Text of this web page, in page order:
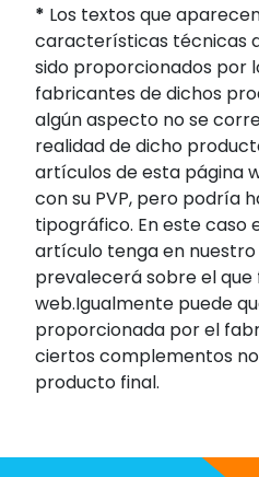
* Los textos que
características técnicas
sido proporcionados por
fabricantes de dichos
algún aspecto no se
realidad de dicho
artículos de esta página
con su PVP, pero podría
tipográfico. En este caso
artículo tenga en
prevalecerá sobre el
web.Igualmente puede
proporcionada por el
ciertos complementos
producto final.